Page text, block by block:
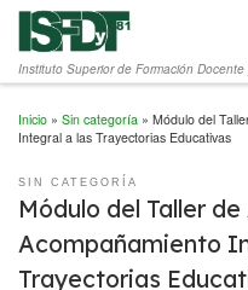
Saltar al contenido
Instituto Superior de Formación Docente
Inicio » Sin categoría » Módulo del
Integral a las Trayectorias Educativas
SIN CATEGORÍA
Módulo del Taller
Acompañamiento
Trayectorias